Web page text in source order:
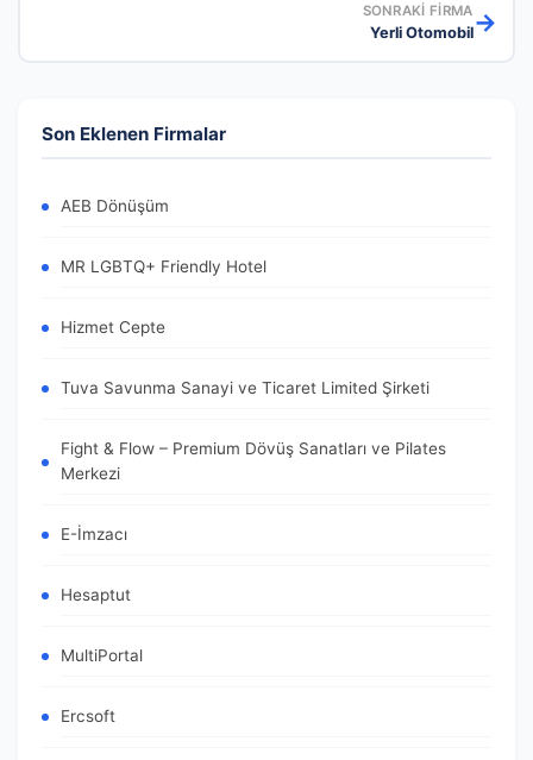
SONRAKI FIRMA
Yerli Otomobil→
Son Eklenen Firmalar
AEB Dönüşüm
MR LGBTQ+ Friendly Hotel
Hizmet Cepte
Tuva Savunma Sanayi ve Ticaret Limited Şirketi
Fight & Flow – Premium Dövüş Sanatları ve Pilates
Merkezi
E-İmzacı
Hesaptut
MultiPortal
Ercsoft